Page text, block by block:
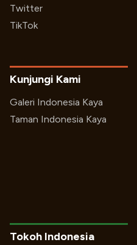
Twitter
TikTok
Kunjungi Kami
Galeri Indonesia Kaya
Taman Indonesia Kaya
Tokoh Indonesia